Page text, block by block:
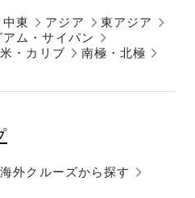
中東 アジア
東アジア
アム・サイパン
・カリブ 南極・北極
海外クルーズから探す